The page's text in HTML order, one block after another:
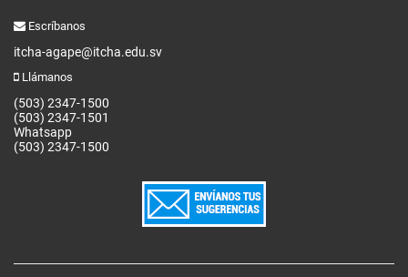
Escríbanos
itcha-agape@itcha.edu.sv
Llámanos
(503) 2347-1500
(503) 2347-1501
Whatsapp
(503) 2347-1500